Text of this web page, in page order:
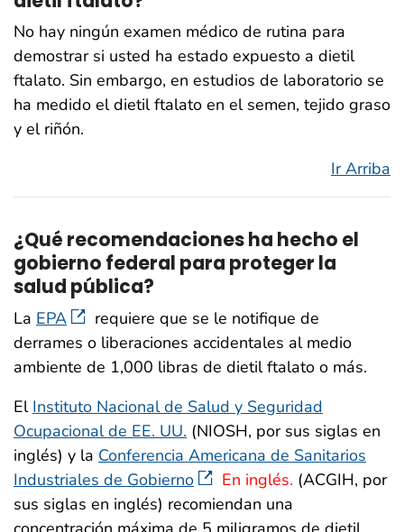
No hay ningún examen médico de rutina para
demostrar si usted ha estado expuesto a dietil
ftalato. Sin embargo, en estudios de laboratorio se
ha medido el dietil ftalato en el semen, tejido graso
y el riñón.
Ir Arriba
¿Qué recomendaciones ha hecho el
gobierno federal para proteger la
salud pública?
La EPA
requiere que se le notifique de
derrames o liberaciones accidentales al medio
ambiente de 1,000 libras de dietil ftalato o más.
El Instituto Nacional de Salud y Seguridad
Ocupacional de EE. UU. (NIOSH, por sus siglas en
inglés) y la Conferencia Americana de Sanitarios
Industriales de Gobierno
En inglés. (ACGIH, por
sus siglas en inglés) recomiendan una